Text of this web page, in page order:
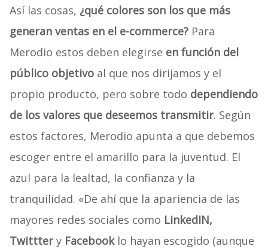
Así las cosas, ¿qué colores son los que más
generan ventas en el e-commerce? Para
Merodio estos deben elegirse en función del
público objetivoal que nos dirijamos y el
propio producto, pero sobre todo dependiendo
de los valores que deseemos transmitir. Según
estos factores, Merodio apunta a que debemos
escoger entre el amarillo para la juventud. El
azul para la lealtad, la confianza y la
tranquilidad. «De ahí que la apariencia de las
mayores redes sociales como LinkedIN,
TwittteryFacebook lo hayan escogido (aunque